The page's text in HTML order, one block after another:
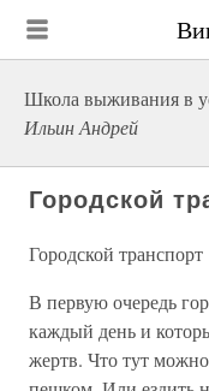
Школа выживания в
Ильин Андрей
Городской
Городской транспорт
В первую очередь
каждый день и
жертв. Что тут